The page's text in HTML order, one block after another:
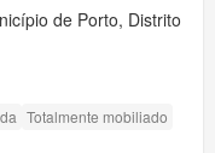
de Porto, Distrito
Totalmente mobiliado